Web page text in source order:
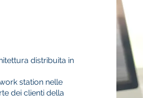
distribuita in
station nelle
dei clienti della